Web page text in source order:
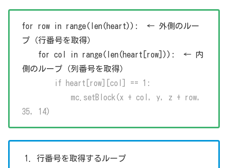
for row in range(len(heart)): ← 外側のルー
プ（行番号を取得）
for col in range(len(heart[row])): ← 内
側のループ（列番号を取得）
if heart[row][col] == 1:
mc.setBlock(x + col, y, z + row,
35, 14)
行番号を取得するループ